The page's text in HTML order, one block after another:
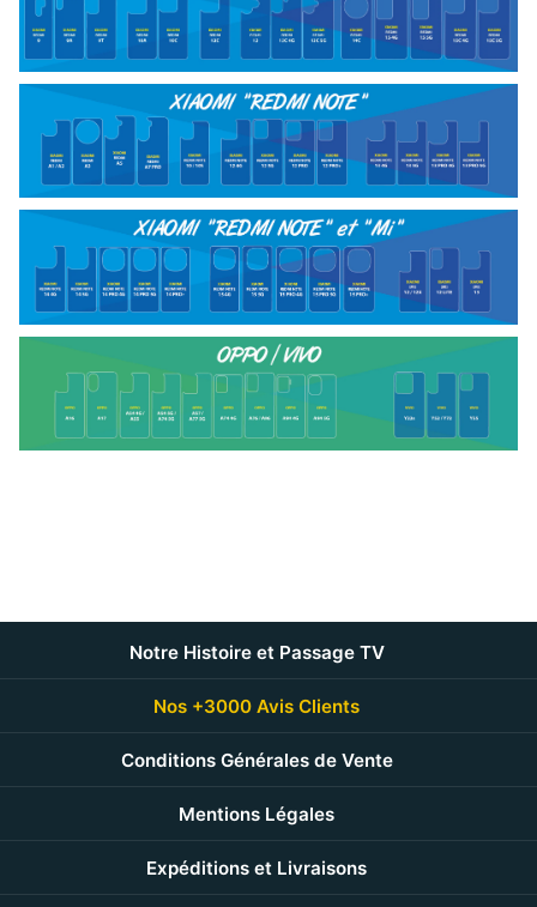
Notre Histoire et Passage TV
Nos +3000 Avis Clients
Conditions Générales de Vente
Mentions Légales
Expéditions et Livraisons